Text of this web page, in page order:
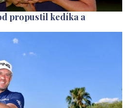
propustil kedíka a